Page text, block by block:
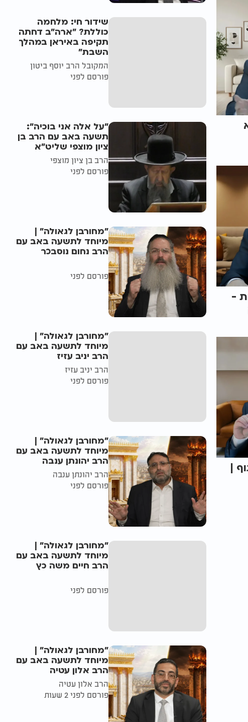
-
|
שידור חי: מלחמה
כוללת? ״ארה"ב דחתה
תקיפה באיראן במהלך
השבת״
המקובל הרב יוסף ביטון
פורסם לפני
"על אלה אני בוכיה":
תשעה באב עם הרב בן
ציון מוצפי שליט"א
הרב בן ציון מוצפי
פורסם לפני
"מחורבן לגאולה" |
מיוחד לתשעה באב עם
הרב נחום נוסבכר
פורסם לפני
"מחורבן לגאולה" |
מיוחד לתשעה באב עם
הרב יניב עזיז
הרב יניב עזיז
פורסם לפני
"מחורבן לגאולה" |
מיוחד לתשעה באב עם
הרב יהונתן ענבה
הרב יהונתן ענבה
פורסם לפני
"מחורבן לגאולה" |
מיוחד לתשעה באב עם
הרב חיים משה כץ
פורסם לפני
"מחורבן לגאולה" |
מיוחד לתשעה באב עם
הרב אלון עטיה
הרב אלון עטיה
פורסם לפני 2 שעות